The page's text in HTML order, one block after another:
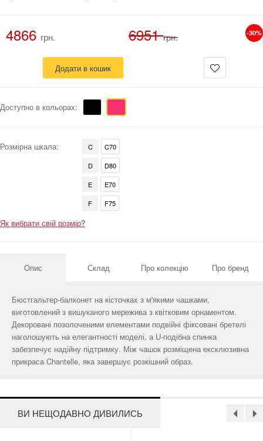
4866 грн. 6951 грн. -30%
Додати в кошик
Доступно в кольорах:
Розмірна шкала: C
C70
D
D80
E
E70
F
F75
Як вибрати свій розмір?
Опис Склад Про колекцію Про бренд
Бюстгальтер-балконет на кісточках з м'якими чашками,
виготовлений з вишуканого мережива з квітковим орнаментом.
Декоровані позолоченими елементами подвійні фіксовані бретелі
наголошують на елегантності моделі, а U-подібна спинка
забезпечує надійну підтримку. Між чашок розміщена ексклюзивна
прикраса Chantelle, яка завершує розкішний образ.
ВИ НЕЩОДАВНО ДИВИЛИСЬ